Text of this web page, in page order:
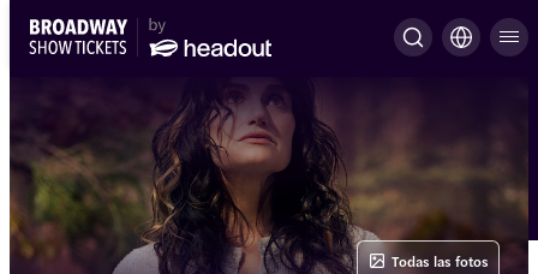
Todas las fotos